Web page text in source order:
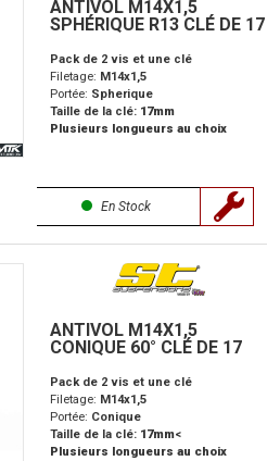
ANTIVOL M14X1,5
SPHÉRIQUE R13 CLÉ DE 17
Pack de 2 vis et une clé
Filetage: M14x1,5
Portée: Spherique
Taille de la clé: 17mm
Plusieurs longueurs au choix
En Stock
ANTIVOL M14X1,5
CONIQUE 60° CLÉ DE 17
Pack de 2 vis et une clé
Filetage: M14x1,5
Portée: Conique
Taille de la clé: 17mm<
Plusieurs longueurs au choix